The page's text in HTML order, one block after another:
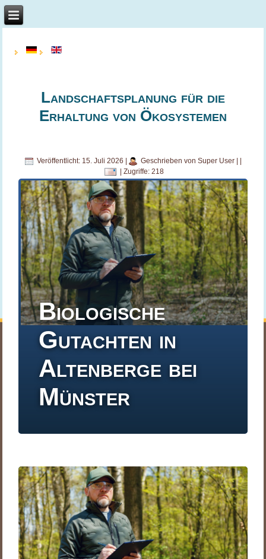
Landschaftsplanung für die
Erhaltung von Ökosystemen
Veröffentlicht: 15. Juli 2026 Geschrieben von Super User|
|Zugriffe: 218
Biologische
Gutachten in
Altenberge bei
Münster